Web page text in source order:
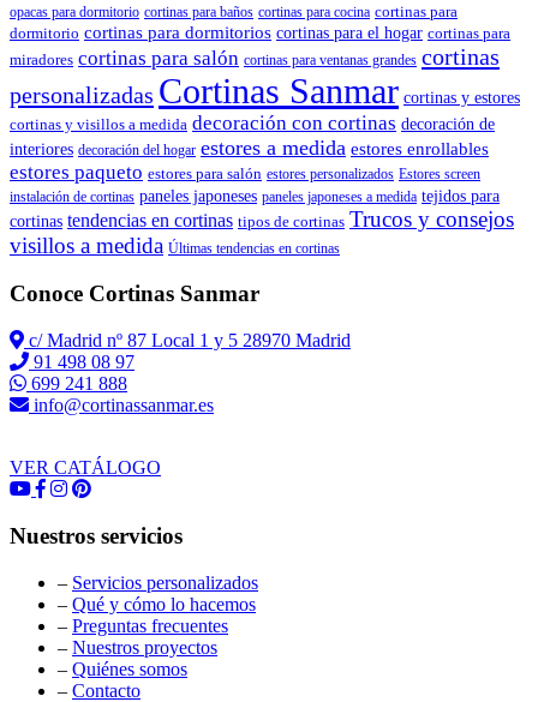
opacas para dormitorio cortinas para baños cortinas para cocina cortinas para
dormitorio cortinas para dormitorios cortinas para el hogar cortinas para
miradores cortinas para salón cortinas para ventanas grandes cortinas
personalizadas Cortinas Sanmar cortinas y estores
cortinas y visillos a medida decoración con cortinas decoración de
interiores decoración del hogar estores a medida estores enrollables
estores paqueto estores para salón estores personalizados Estores screen
instalación de cortinas paneles japoneses paneles japoneses a medida tejidos para
cortinas tendencias en cortinas tipos de cortinas Trucos y consejos
visillos a medida Últimas tendencias en cortinas
Conoce Cortinas Sanmar
c/ Madrid nº 87 Local 1 y 5 28970 Madrid
91 498 08 97
699 241 888
info@cortinassanmar.es
VER CATÁLOGO
Nuestros servicios
– Servicios personalizados
– Qué y cómo lo hacemos
– Preguntas frecuentes
– Nuestros proyectos
– Quiénes somos
– Contacto